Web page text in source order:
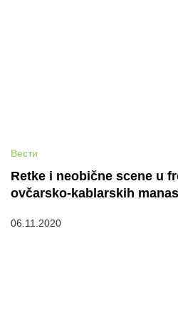
Вести
Retke i neobične scene u
ovčarsko-kablarskih
06.11.2020